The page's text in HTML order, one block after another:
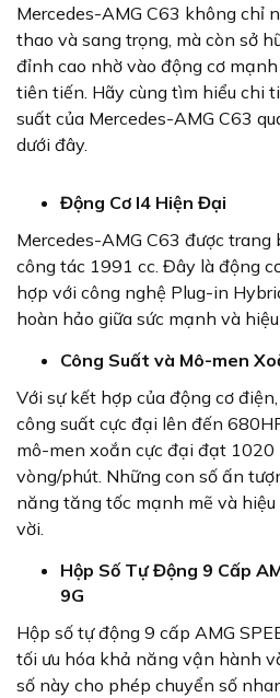
Mercedes-AMG C63 không chỉ
thao và sang trọng, mà còn sở
đỉnh cao nhờ vào động cơ
tiên tiến. Hãy cùng tìm hiểu chi
suất của Mercedes-AMG C63
dưới đây.
Động Cơ I4 Hiện Đại
Mercedes-AMG C63 được trang
công tác 1991 cc. Đây là động
hợp với công nghệ Plug-in
hoàn hảo giữa sức mạnh và
Công Suất và Mô-men
Với sự kết hợp của động cơ
công suất cực đại lên đến
mô-men xoắn cực đại đạt
vòng/phút. Những con số ấn
năng tăng tốc mạnh mẽ và
vời.
Hộp Số Tự Động 9 Cấp
9G
Hộp số tự động 9 cấp AMG
tối ưu hóa khả năng vận hành
số này cho phép chuyển số